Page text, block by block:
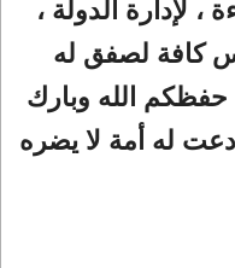
لإدارة الدولة ،
كافة لصفق له
حفظكم الله وبارك
له أمة لا يضره